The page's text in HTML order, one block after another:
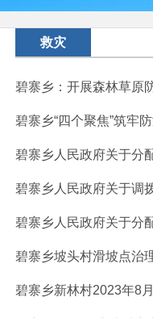
救灾
碧寨乡：开展森林草原
碧寨乡“四个聚焦”筑牢
碧寨乡人民政府关于分
碧寨乡人民政府关于调
碧寨乡人民政府关于分
碧寨乡坡头村滑坡点治
碧寨乡新林村2023年8